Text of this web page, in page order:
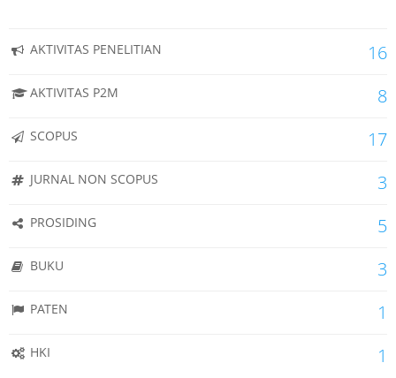
AKTIVITAS PENELITIAN 16
AKTIVITAS P2M 8
SCOPUS 17
JURNAL NON SCOPUS 3
PROSIDING 5
BUKU 3
PATEN 1
HKI 1